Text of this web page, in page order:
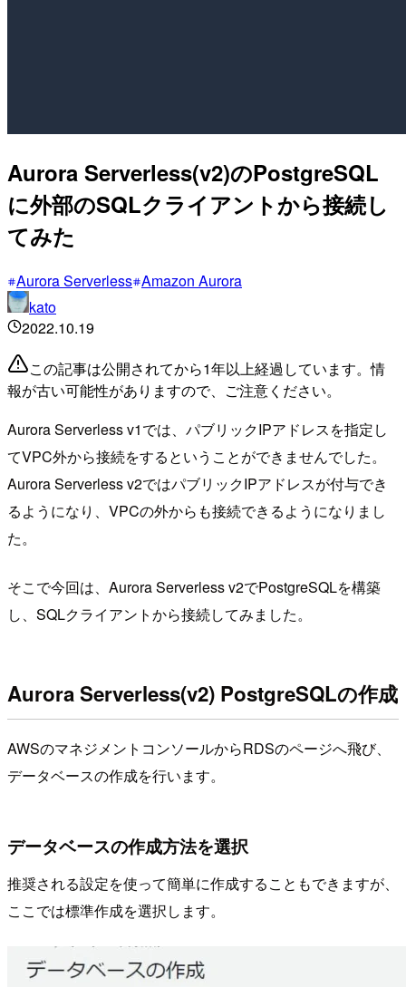
Aurora Serverless(v2)のPostgreSQL
に外部のSQLクライアントから接続し
てみた
Aurora Serverless Amazon Aurora
kato
2022.10.19
この記事は公開されてから1年以上経過しています。情
報が古い可能性がありますので、ご注意ください。
Aurora Serverless v1では、パブリックIPアドレスを指定し
てVPC外から接続をするということができませんでした。
Aurora Serverless v2ではパブリックIPアドレスが付与でき
るようになり、VPCの外からも接続できるようになりまし
た。
そこで今回は、Aurora Serverless v2でPostgreSQLを構築
し、SQLクライアントから接続してみました。
Aurora Serverless(v2) PostgreSQLの作成
AWSのマネジメントコンソールからRDSのページへ飛び、
データベースの作成を行います。
データベースの作成方法を選択
推奨される設定を使って簡単に作成することもできますが、
ここでは標準作成を選択します。